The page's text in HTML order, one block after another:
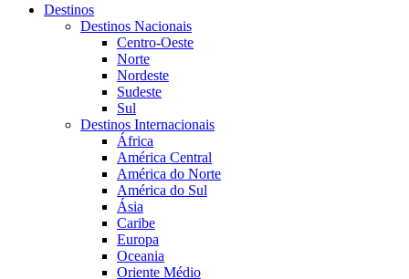
Destinos
Destinos Nacionais
Centro-Oeste
Norte
Nordeste
Sudeste
Sul
Destinos Internacionais
África
América Central
América do Norte
América do Sul
Ásia
Caribe
Europa
Oceania
Oriente Médio